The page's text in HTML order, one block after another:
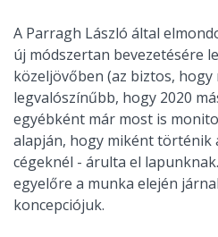
A Parragh László által
új módszertan bevezetésére
közeljövőben (az biztos,
legvalószínűbb, hogy 2020
egyébként már most is
alapján, hogy miként történik
cégeknél - árulta el
egyelőre a munka elején
koncepciójuk.